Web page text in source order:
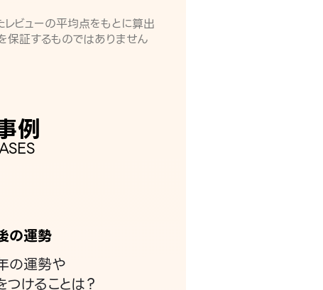
ビューの平均点をもとに算出
証するものではありません
例
の運勢
の運勢や
つけることは？